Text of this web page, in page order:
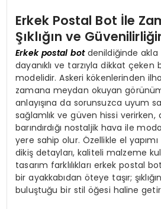
Erkek Postal Bot İle
Şıklığın ve
Erkek postal botdenildiğinde akla
dayanıklı ve tarzıyla dikkat çeken
modelidir. Askeri kökenlerinden
zamana meydan okuyan
anlayışına da sorunsuzca uyum
sağlamlık ve güven hissi verirken,
barındırdığı nostaljik hava ile
yere sahip olur. Özellikle el
dikiş detayları, kaliteli malzeme
tasarım farklılıkları erkek postal
bir ayakkabıdan öteye taşır;
buluştuğu bir stil öğesi haline